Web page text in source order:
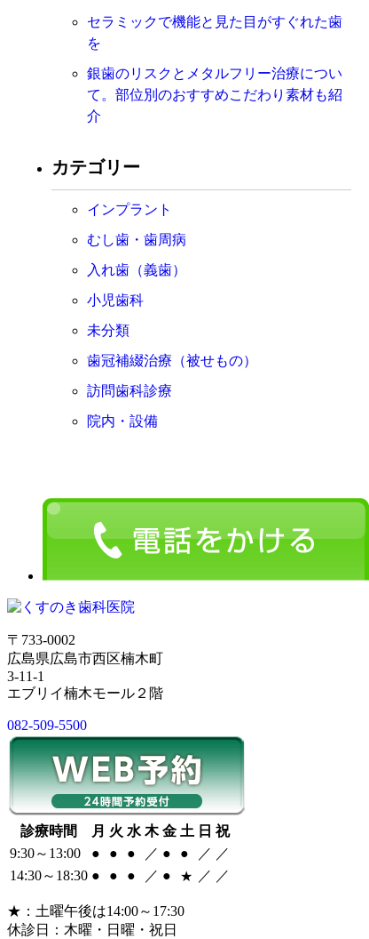
セラミックで機能と見た目がすぐれた歯
を
銀歯のリスクとメタルフリー治療につい
て。部位別のおすすめこだわり素材も紹
介
カテゴリー
インプラント
むし歯・歯周病
入れ歯（義歯）
小児歯科
未分類
歯冠補綴治療（被せもの）
訪問歯科診療
院内・設備
〒733-0002
広島県広島市西区楠木町
3-11-1
エブリイ楠木モール２階
082-509-5500
診療時間 月 火 水 木 金 土 日 祝
9:30～13:00
● ● ● ／ ● ● ／ ／
14:30～18:30 ● ● ● ／ ● ★ ／ ／
★：土曜午後は14:00～17:30
休診日：木曜・日曜・祝日